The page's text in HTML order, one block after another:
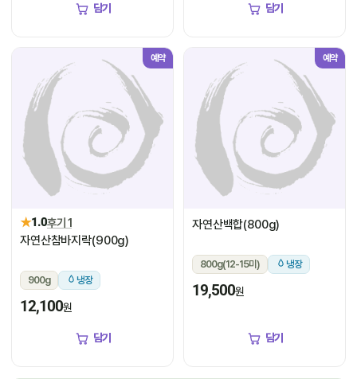
담기 담기
예약
★1.0후기 1
자연산참바지락(900g)
900g 냉장
12,100원
담기
예약
자연산백합(800g)
800g(12-15미) 냉장
19,500원
담기